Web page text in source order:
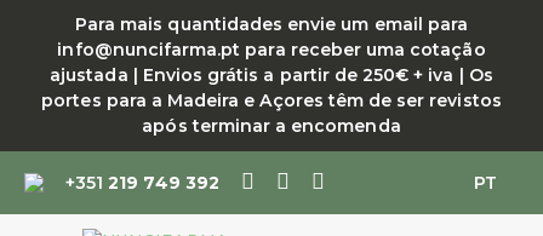
conteúdo
Para mais quantidades envie um email para
info@nuncifarma.pt para receber uma cotação
ajustada | Envios grátis a partir de 250€ + iva | Os
portes para a Madeira e Açores têm de ser revistos
após terminar a encomenda
+351219 749 392 PT